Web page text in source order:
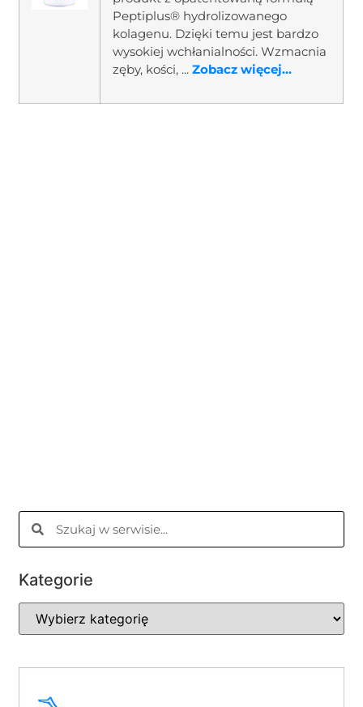
Peptiplus® hydrolizowanego
kolagenu. Dzięki temu jest bardzo
wysokiej wchłanialności. Wzmacnia
zęby, kości, ...Zobacz więcej...
Kategorie